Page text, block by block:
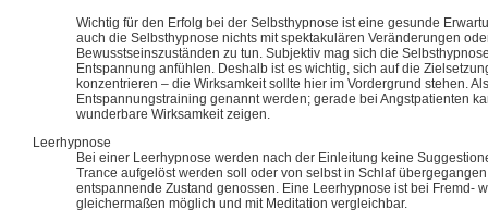
Wichtig für den Erfolg bei der Selbsthypnose ist eine gesunde
auch die Selbsthypnose nichts mit spektakulären Veränderungen
Bewusstseinszuständen zu tun. Subjektiv mag sich die
Entspannung anfühlen. Deshalb ist es wichtig, sich auf die
konzentrieren ‒ die Wirksamkeit sollte hier im Vordergrund stehen.
Entspannungstraining genannt werden; gerade bei Angstpatienten
wunderbare Wirksamkeit zeigen.
Leerhypnose
Bei einer Leerhypnose werden nach der Einleitung keine
Trance aufgelöst werden soll oder von selbst in Schlaf
entspannende Zustand genossen. Eine Leerhypnose ist bei Fremd-
gleichermaßen möglich und mit Meditation vergleichbar.